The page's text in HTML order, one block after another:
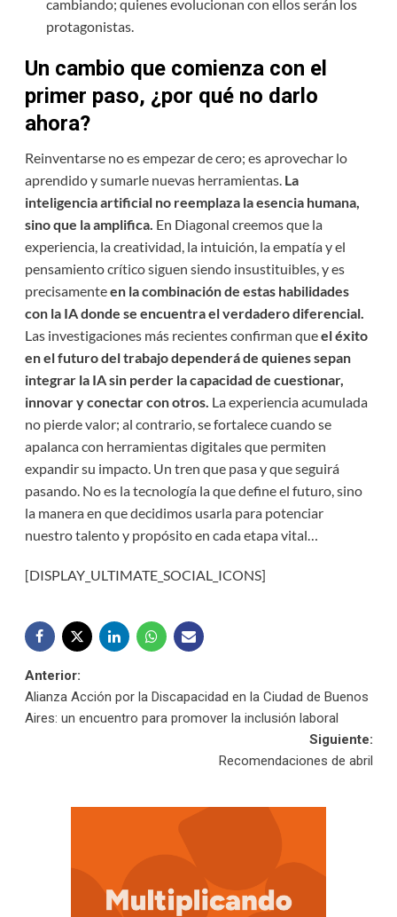
cambiando; quienes evolucionan con ellos serán los
protagonistas.
Un cambio que comienza con el
primer paso, ¿por qué no darlo
ahora?
Reinventarse no es empezar de cero; es aprovechar lo
aprendido y sumarle nuevas herramientas. La
inteligencia artificial no reemplaza la esencia humana,
sino que la amplifica. En Diagonal creemos que la
experiencia, la creatividad, la intuición, la empatía y el
pensamiento crítico siguen siendo insustituibles, y es
precisamenteen la combinación de estas habilidades
con la IA donde se encuentra el verdadero diferencial.
Las investigaciones más recientes confirman queel éxito
en el futuro del trabajo dependerá de quienes sepan
integrar la IA sin perder la capacidad de cuestionar,
innovar y conectar con otros. La experiencia acumulada
no pierde valor; al contrario, se fortalece cuando se
apalanca con herramientas digitales que permiten
expandir su impacto. Un tren que pasa y que seguirá
pasando. No es la tecnología la que define el futuro, sino
la manera en que decidimos usarla para potenciar
nuestro talento y propósito en cada etapa vital…
[DISPLAY_ULTIMATE_SOCIAL_ICONS]
Navegación
de
Anterior:
Alianza Acción por la Discapacidad en la Ciudad de Buenos
Aires: un encuentro para promover la inclusión laboral
Siguiente:
Recomendaciones de abril